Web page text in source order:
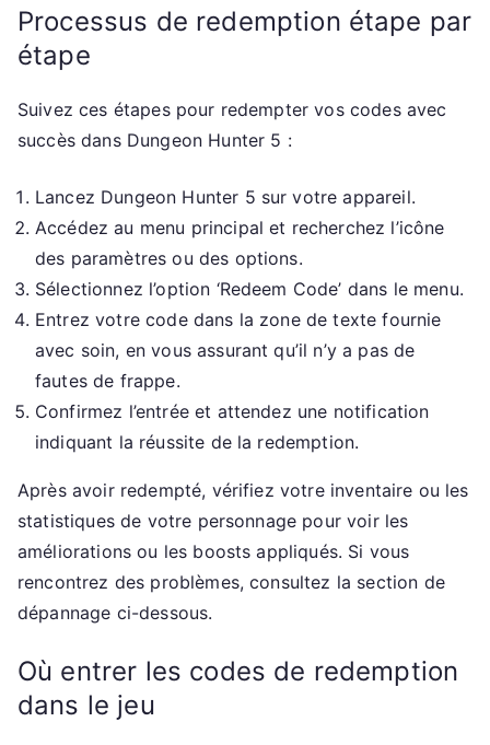
Processus de redemption étape par
étape
Suivez ces étapes pour redempter vos codes avec
succès dans Dungeon Hunter 5 :
Lancez Dungeon Hunter 5 sur votre appareil.
Accédez au menu principal et recherchez l’icône
des paramètres ou des options.
Sélectionnez l’option ‘Redeem Code’ dans le menu.
Entrez votre code dans la zone de texte fournie
avec soin, en vous assurant qu’il n’y a pas de
fautes de frappe.
Confirmez l’entrée et attendez une notification
indiquant la réussite de la redemption.
Après avoir redempté, vérifiez votre inventaire ou les
statistiques de votre personnage pour voir les
améliorations ou les boosts appliqués. Si vous
rencontrez des problèmes, consultez la section de
dépannage ci-dessous.
Où entrer les codes de redemption
dans le jeu